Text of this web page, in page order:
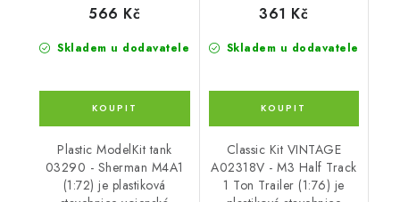
Skladem u dodavatele
566 Kč
Plastic ModelKit tank
03290 - Sherman M4A1
(1:72) je plastiková
Skladem u dodavatele
361 Kč
Classic Kit VINTAGE
A02318V - M3 Half Track
1 Ton Trailer (1:76) je